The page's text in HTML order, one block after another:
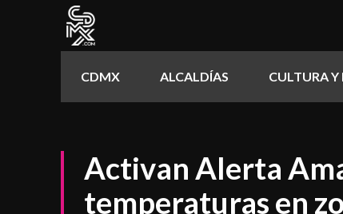
CDMX ALCALDÍAS CULTURA
Activan Alerta
temperaturas en